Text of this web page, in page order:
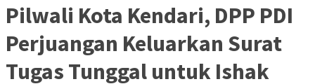
Pilwali Kota Kendari, DPP PDI
Perjuangan Keluarkan Surat
Tugas Tunggal untuk Ishak